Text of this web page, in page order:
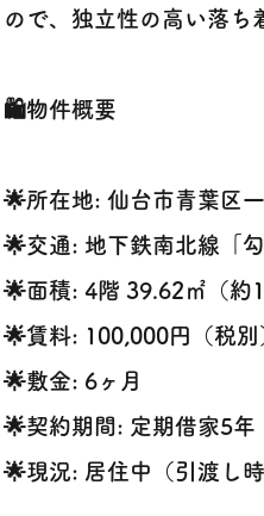
ので、独立性の高い落ち
🛍️物件概要
🌟所在地: 仙台市青葉区
🌟交通: 地下鉄南北線「
🌟面積: 4階 39.62㎡（約
🌟賃料: 100,000円（税別
🌟敷金: 6ヶ月
🌟契約期間: 定期借家5年
🌟現況: 居住中（引渡し